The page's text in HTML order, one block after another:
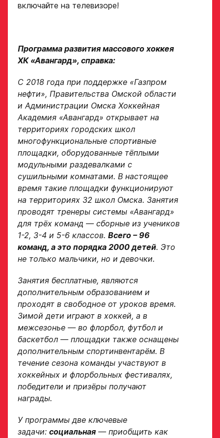
включайте на телевизоре!
Программа развития массового хоккея
ХК «Авангард», справка:
С 2018 года при поддержке «Газпром
нефти», Правительства Омской области
и Администрации Омска Хоккейная
Академия «Авангард» открывает на
территориях городских школ
многофункциональные спортивные
площадки, оборудованные тёплыми
модульными раздевалками с
сушильными комнатами. В настоящее
время такие площадки функционируют
на территориях 32 школ Омска. Занятия
проводят тренеры системы «Авангард»
для трёх команд — сборные из учеников
1-2, 3-4 и 5-6 классов. Всего – 96
команд, а это порядка 2000 детей. Это
не только мальчики, но и девочки.
Занятия бесплатные, являются
дополнительным образованием и
проходят в свободное от уроков время.
Зимой дети играют в хоккей, а в
межсезонье — во флорбол, футбол и
баскетбол — площадки также оснащены
дополнительным спортинвентарём. В
течение сезона команды участвуют в
хоккейных и флорбольных фестивалях,
победители и призёры получают
награды.
У программы две ключевые
задачи: социальная — приобщить как
скаутского отдела
Академии «Авангард»
В случае положительного
ответа с законным
представителем игрока
в заявке номеру!
Отправить